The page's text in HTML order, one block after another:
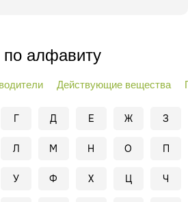
по алфавиту
Действующие вещества
Г Д Е Ж З
Л М Н О П
У Ф Х Ц Ч